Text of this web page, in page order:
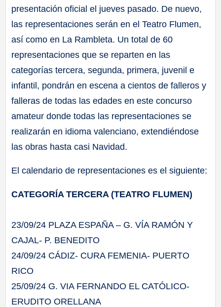
presentación oficial el jueves pasado. De nuevo,
las representaciones serán en el Teatro Flumen,
así como en La Rambleta. Un total de 60
representaciones que se reparten en las
categorías tercera, segunda, primera, juvenil e
infantil, pondrán en escena a cientos de falleros y
falleras de todas las edades en este concurso
amateur donde todas las representaciones se
realizarán en idioma valenciano, extendiéndose
las obras hasta casi Navidad.
El calendario de representaciones es el siguiente:
CATEGORÍA TERCERA (TEATRO FLUMEN)
23/09/24 PLAZA ESPAÑA – G. VÍA RAMÓN Y
CAJAL- P. BENEDITO
24/09/24 CÁDIZ- CURA FEMENIA- PUERTO
RICO
25/09/24 G. VIA FERNANDO EL CATÓLICO-
ERUDITO ORELLANA